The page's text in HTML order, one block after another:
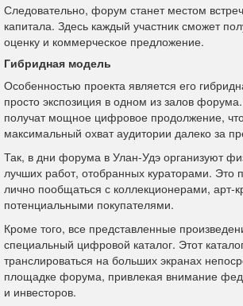
Следовательно, форум станет местом
капитала. Здесь каждый участник сможет
оценку и коммерческое предложение.
Гибридная модель
Особенностью проекта является его
просто экспозиция в одном из залов
получат мощное цифровое продолжение,
максимальный охват аудитории далеко за
Так, в дни форума в Улан-Удэ организуют
лучших работ, отобранных кураторами. Это
лично пообщаться с коллекционерами, арт-
потенциальными покупателями.
Кроме того, все представленные
специальный цифровой каталог. Этот
транслироваться на больших экранах
площадке форума, привлекая внимание
и инвесторов.